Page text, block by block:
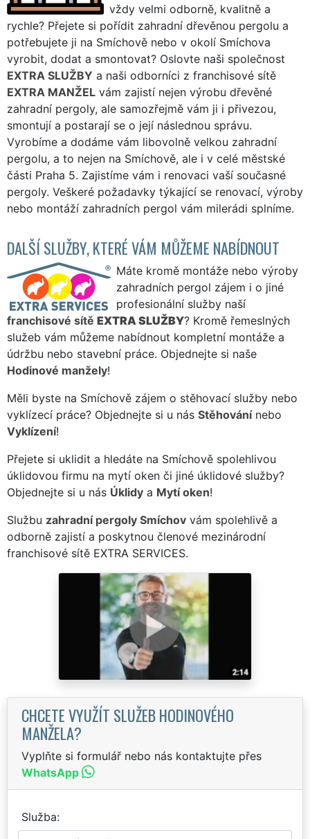
vždy velmi odborně, kvalitně a
rychle? Přejete si pořídit zahradní dřevěnou pergolu a
potřebujete ji na Smíchově nebo v okolí Smíchova
vyrobit, dodat a smontovat? Oslovte naši společnost
EXTRA SLUŽBY a naši odborníci z franchisové sítě
EXTRA MANŽEL vám zajistí nejen výrobu dřevěné
zahradní pergoly, ale samozřejmě vám ji i přivezou,
smontují a postarají se o její následnou správu.
Vyrobíme a dodáme vám libovolně velkou zahradní
pergolu, a to nejen na Smíchově, ale i v celé městské
části Praha 5. Zajistíme vám i renovaci vaší současné
pergoly. Veškeré požadavky týkající se renovací, výroby
nebo montáží zahradních pergol vám milerádi splníme.
DALŠÍ SLUŽBY, KTERÉ VÁM MŮŽEME NABÍDNOUT
Máte kromě montáže nebo výroby
zahradních pergol zájem i o jiné
profesionální služby naší
franchisové sítě EXTRA SLUŽBY? Kromě řemeslných
služeb vám můžeme nabídnout kompletní montáže a
údržbu nebo stavební práce. Objednejte si naše
Hodinové manžely!
Měli byste na Smíchově zájem o stěhovací služby nebo
vyklízecí práce? Objednejte si u nás Stěhovánínebo
Vyklízení!
Přejete si uklidit a hledáte na Smíchově spolehlivou
úklidovou firmu na mytí oken či jiné úklidové služby?
Objednejte si u nás Úklidy a Mytí oken!
Službu zahradní pergoly Smíchov vám spolehlivě a
odborně zajistí a poskytnou členové mezinárodní
franchisové sítě EXTRA SERVICES.
CHCETE VYUŽÍT SLUŽEB HODINOVÉHO
MANŽELA?
Vyplňte si formulář nebo nás kontaktujte přes
WhatsApp
Služba